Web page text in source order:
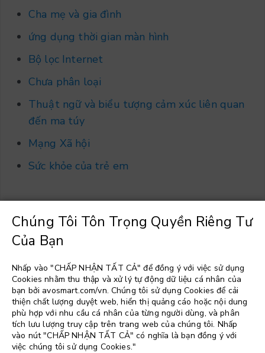
Cha mẹ và gia đình
ứng dụng thời gian màn hình
Bộ lọc Internet
Chưa phân loại
Thuật ngữ và biểu tượng cảm xúc liên quan
đến ma túy
Mạng Xã hội
Sức khỏe của trẻ em
Chọn một ngôn ngữ
Chúng Tôi Tôn Trọng Quyền Riêng Tư
Của Bạn
Nhấp vào "CHẤP NHẬN TẤT CẢ" để đồng ý với việc sử dụng
Cookies nhằm thu thập và xử lý tự động dữ liệu cá nhân của
bạn bởi avosmart.com/vn. Chúng tôi sử dụng Cookies để cải
thiện chất lượng duyệt web, hiển thị quảng cáo hoặc nội dung
phù hợp với nhu cầu cá nhân của từng người dùng, và phân
tích lưu lượng truy cập trên trang web của chúng tôi. Nhấp
vào nút "CHẤP NHẬN TẤT CẢ" có nghĩa là bạn đồng ý với
việc chúng tôi sử dụng Cookies."